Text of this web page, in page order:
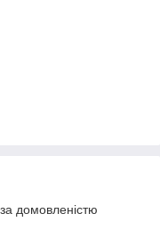
домовленістю